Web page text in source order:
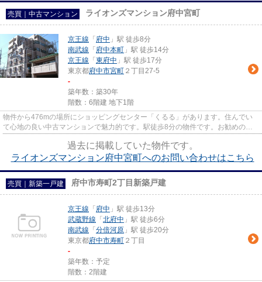
売買｜中古マンション ライオンズマンション府中宮町
京王線 「 府中 」駅 徒歩8分
南武線 「 府中本町 」駅 徒歩14分
京王線 「 東府中 」駅 徒歩17分
東京都府中市宮町 ２丁目27-5
-
築年数：築30年
階数：6階建 地下1階
物件から476mの場所にショッピングセンター「くるる」があります。住んでい
て心地の良い中古マンションで魅力的です。駅徒歩8分の物件です。お勧めの物
過去に掲載していた物件です。
ライオンズマンション府中宮町へのお問い合わせはこちら
売買｜新築一戸建 府中市寿町2丁目新築戸建
京王線 「 府中 」駅 徒歩13分
武蔵野線 「 北府中 」駅 徒歩6分
南武線 「 分倍河原 」駅 徒歩20分
東京都府中市寿町 ２丁目
-
築年数：予定
階数：2階建